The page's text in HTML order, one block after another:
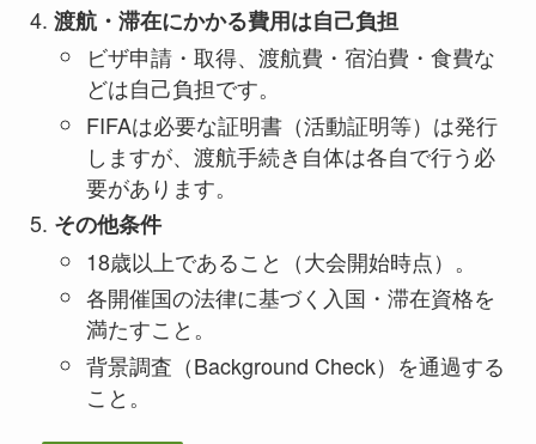
渡航・滞在にかかる費用は自己負担
ビザ申請・取得、渡航費・宿泊費・食費な
どは自己負担です。
FIFAは必要な証明書（活動証明等）は発行
しますが、渡航手続き自体は各自で行う必
要があります。
その他条件
18歳以上であること（大会開始時点）。
各開催国の法律に基づく入国・滞在資格を
満たすこと。
背景調査（Background Check）を通過する
こと。